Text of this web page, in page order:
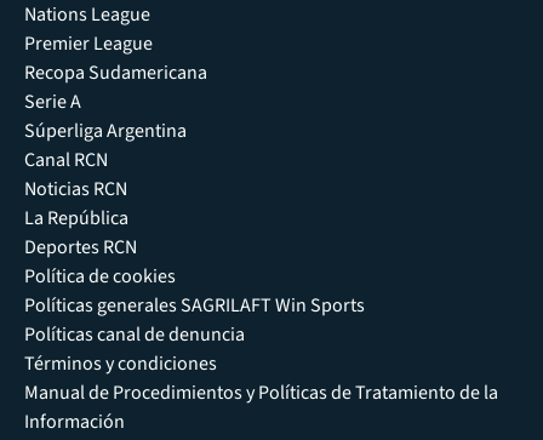
Nations League
Premier League
Recopa Sudamericana
Serie A
Súperliga Argentina
Canal RCN
Noticias RCN
La República
Deportes RCN
Política de cookies
Políticas generales SAGRILAFT Win Sports
Políticas canal de denuncia
Términos y condiciones
Manual de Procedimientos y Políticas de Tratamiento de la
Información